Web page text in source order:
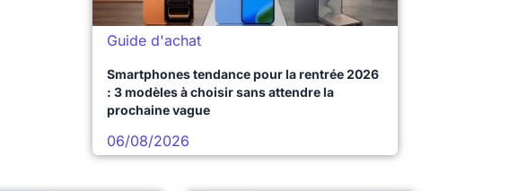
Guide d'achat
Smartphones tendance pour la rentrée 2026
: 3 modèles à choisir sans attendre la
prochaine vague
06/08/2026